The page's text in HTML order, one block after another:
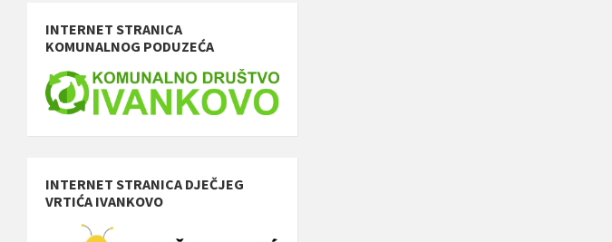
INTERNET STRANICA
KOMUNALNOG PODUZEĆA
INTERNET STRANICA DJEČJEG
VRTIĆA IVANKOVO